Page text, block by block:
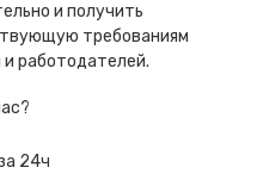
и получить
требованиям
работодателей.
24ч